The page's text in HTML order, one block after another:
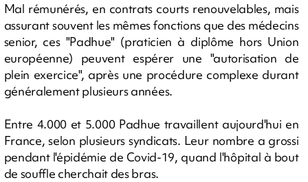
Mal rémunérés, en contrats courts renouvelables, mais
assurant souvent les mêmes fonctions que des médecins
senior, ces "Padhue" (praticien à diplôme hors Union
européenne) peuvent espérer une "autorisation de
plein exercice", après une procédure complexe durant
généralement plusieurs années.
Entre 4.000 et 5.000 Padhue travaillent aujourd'hui en
France, selon plusieurs syndicats. Leur nombre a grossi
pendant l'épidémie de Covid-19, quand l'hôpital à bout
de souffle cherchait des bras.